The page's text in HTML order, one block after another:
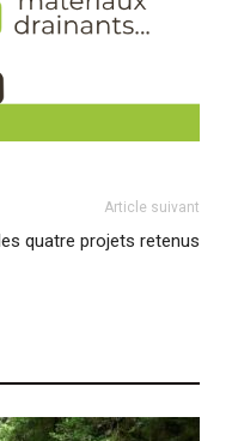
Article suivant
quatre projets retenus